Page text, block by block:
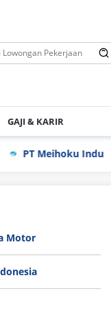
GAJI & KARIR
Industry Indonesia
Motor